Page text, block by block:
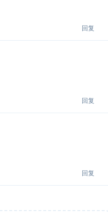
回复
回复
回复